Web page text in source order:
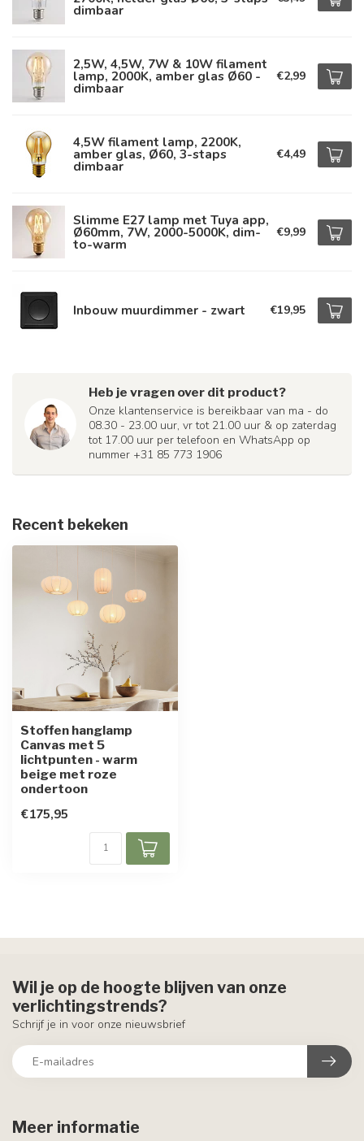
dimbaar
2,5W, 4,5W, 7W & 10W filament
lamp, 2000K, amber glas Ø60 -
dimbaar
€2,99
4,5W filament lamp, 2200K,
amber glas, Ø60, 3-staps
dimbaar
€4,49
Slimme E27 lamp met Tuya app,
Ø60mm, 7W, 2000-5000K, dim-
to-warm
€9,99
Inbouw muurdimmer - zwart €19,95
Heb je vragen over dit product?
Onze klantenservice is bereikbaar van ma - do
08.30 - 23.00 uur, vr tot 21.00 uur & op zaterdag
tot 17.00 uur per telefoon en WhatsApp op
nummer +31 85 773 1906
Recent bekeken
Stoffen hanglamp
Canvas met 5
lichtpunten - warm
beige met roze
ondertoon
€175,95
Meer informatie
Wil je op de hoogte blijven van onze
verlichtingstrends?
Schrijf je in voor onze nieuwsbrief